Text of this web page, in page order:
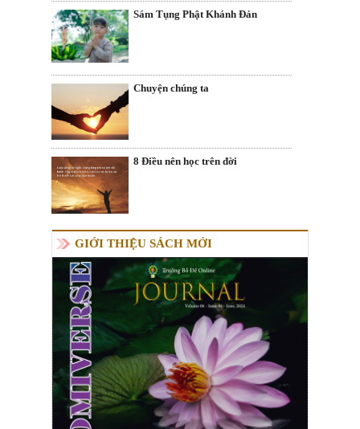
Sám Tụng Phật Khánh Đản
Chuyện chúng ta
8 Điều nên học trên đời
GIỚI THIỆU SÁCH MỚI